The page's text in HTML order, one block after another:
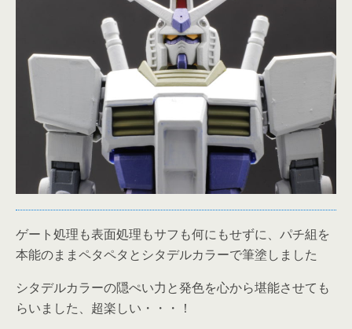
ゲート処理も表面処理もサフも何にもせずに、パチ組を
本能のままペタペタとシタデルカラーで筆塗しました
シタデルカラーの隠ぺい力と発色を心から堪能させても
らいました、超楽しい・・・！